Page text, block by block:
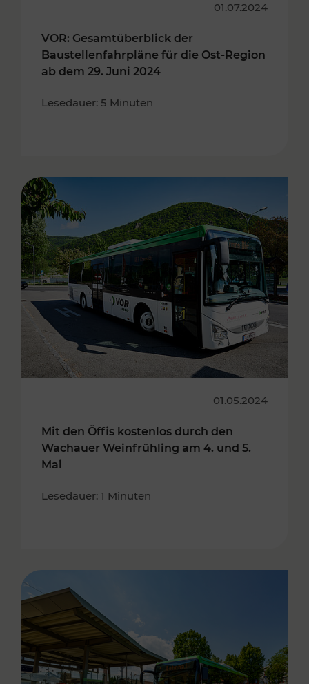
01.07.2024
VOR: Gesamtüberblick der
Baustellenfahrpläne für die Ost-Region
ab dem 29. Juni 2024
Lesedauer: 5 Minuten
01.05.2024
Mit den Öffis kostenlos durch den
Wachauer Weinfrühling am 4. und 5.
Mai
Lesedauer: 1 Minuten